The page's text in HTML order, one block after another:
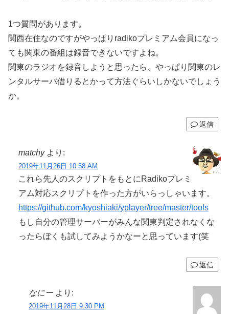
1つ質問があります。
関西在住なのですがやっぱりradikoプレミアム会員になっ
ても関東の番組は録音できないですよね。
関東のラジオを録音しようと思ったら、やっぱり関東のレ
ンタルサーバ借りるとかって方法ぐらいしかないでしょう
か。
返信
matchy より:
2019年11月26日 10:58 AM
これら先人のスクリプトをもとにRadikoプレミ
アム対応スクリプトを作った方がいらっしゃいます。
https://github.com/kyoshiaki/yplayer/tree/master/tools
もし自分の管理サーバーがみんな関東判定されなくな
ったらぼくも試してみようかなーと思っています(笑
返信
なにー より:
2019年11月28日 9:30 PM